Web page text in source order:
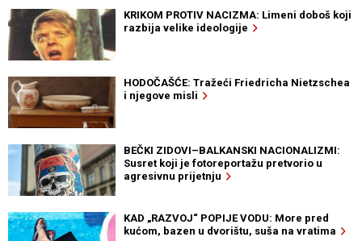
KRIKOM PROTIV NACIZMA: Limeni doboš koji
razbija velike ideologije
HODOČAŠĆE: Tražeći Friedricha Nietzschea
i njegove misli
BEČKI ZIDOVI–BALKANSKI NACIONALIZMI:
Susret koji je fotoreportažu pretvorio u
agresivnu prijetnju
KAD „RAZVOJ“ POPIJE VODU: More pred
kućom, bazen u dvorištu, suša na vratima